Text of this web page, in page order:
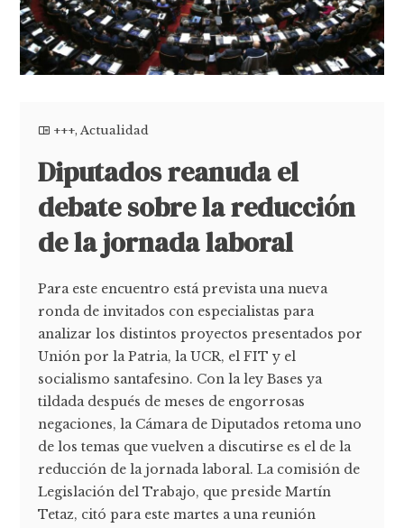
+++,Actualidad
Diputados reanuda el
debate sobre la reducción
de la jornada laboral
Para este encuentro está prevista una nueva
ronda de invitados con especialistas para
analizar los distintos proyectos presentados por
Unión por la Patria, la UCR, el FIT y el
socialismo santafesino. Con la ley Bases ya
tildada después de meses de engorrosas
negaciones, la Cámara de Diputados retoma uno
de los temas que vuelven a discutirse es el de la
reducción de la jornada laboral. La comisión de
Legislación del Trabajo, que preside Martín
Tetaz, citó para este martes a una reunión